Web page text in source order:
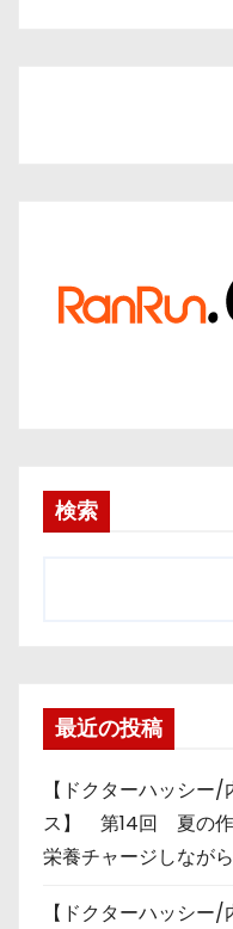
検索
最近の投稿
【ドクターハッシー
ス】 第14回 夏の作
栄養チャージしなが
【ドクターハッシー